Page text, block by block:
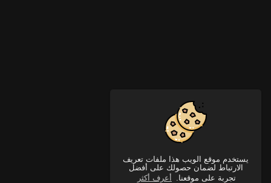
يستخدم موقع الويب هذا ملفات تعريف
الارتباط لضمان حصولك على أفضل
تجربة على موقعنا.
أعرف أكثر